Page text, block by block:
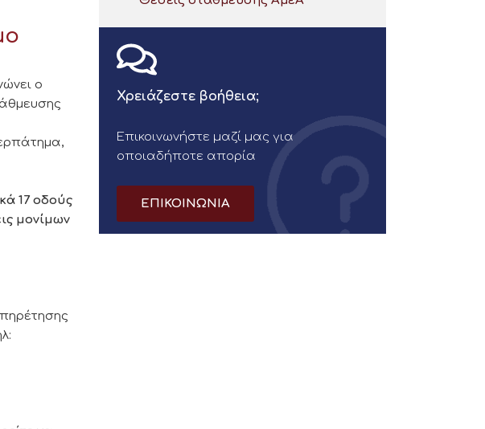
ο
17 οδούς
μονίμων
Χρειάζεστε βοήθεια;
Επικοινωνήστε μαζί μας για
οποιαδήποτε απορία
ΕΠΙΚΟΙΝΩΝΙΑ